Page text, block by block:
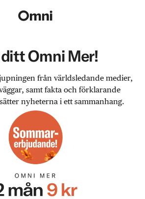
Omni Mer!
från världsledande medier,
samt fakta och förklarande
nyheterna i ett sammanhang.